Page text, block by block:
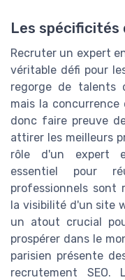
Les spécificités
Recruter un expert
véritable défi pour
regorge de talents
mais la
donc faire preuve
attirer les meilleurs
rôle d'un expert
essentiel pour
professionnels sont
la visibilité d'un site
un atout crucial
prospérer dans le
parisien présente
recrutement SEO.